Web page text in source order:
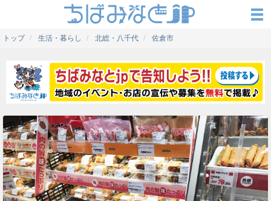
トップ 生活・暮らし 北総・八千代 佐倉市